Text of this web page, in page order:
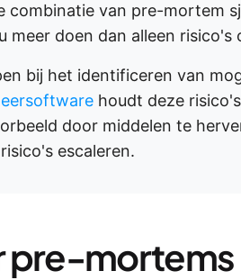
combinatie van pre-mortem
doen dan alleen risico's
bij het identificeren van
houdt deze
door middelen te
escaleren.
pre-mortems